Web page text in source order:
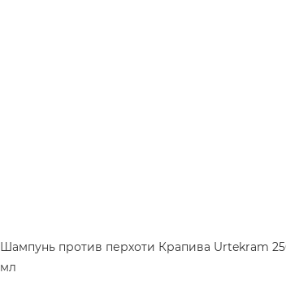
Шампунь против перхоти Крапива Urtekram
мл